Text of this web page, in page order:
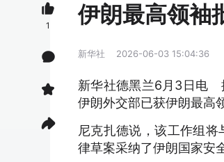
伊朗最高领袖
新华社 2026-06-03 15:04:36
新华社德黑兰6月3日电
伊朗外交部已获伊朗最高
尼克扎德说，该工作组
律草案采纳了伊朗国家安
1